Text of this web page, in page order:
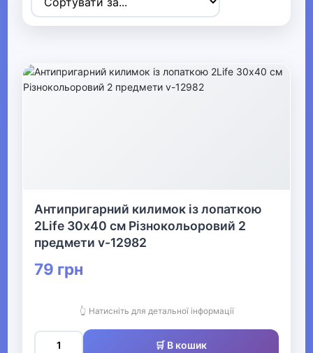
▶ Товари для дітей
Антипригарний килимок із лопаткою
2Life 30х40 см Різнокольоровий 2
предмети v-12982
79 грн
👆 Натисніть для детальної інформації
🛒 В кошик